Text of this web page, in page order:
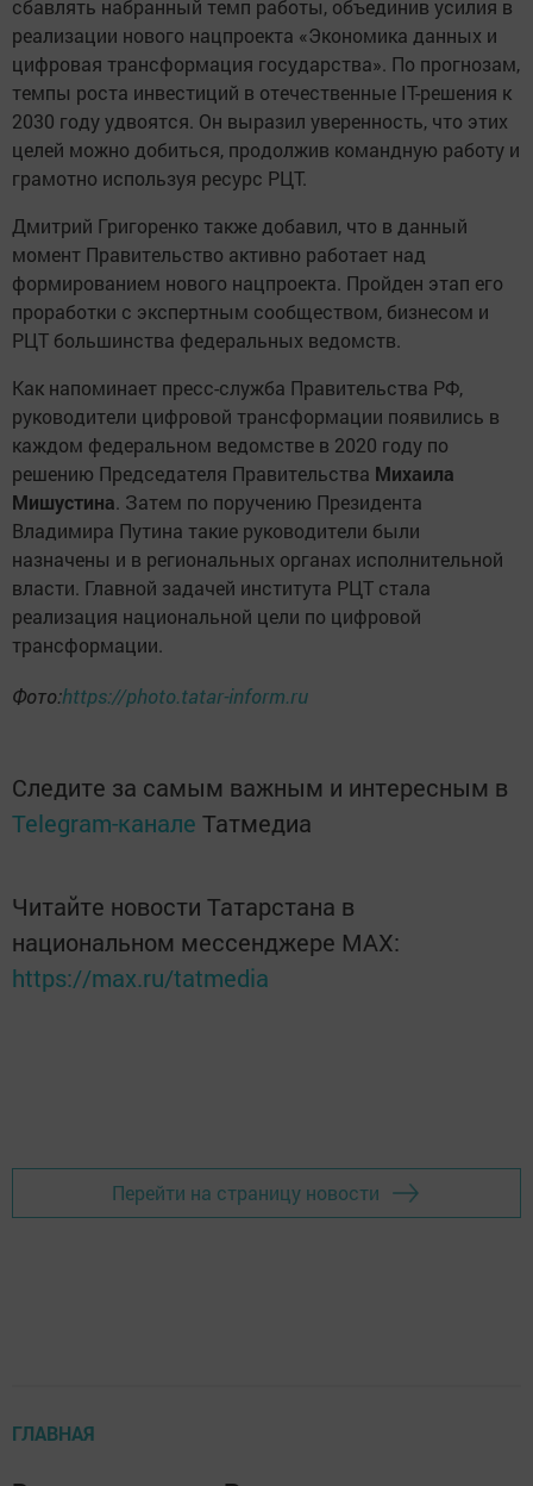
сбавлять набранный темп работы, объединив усилия в
реализации нового нацпроекта «Экономика данных и
цифровая трансформация государства». По прогнозам,
темпы роста инвестиций в отечественные IT-решения к
2030 году удвоятся. Он выразил уверенность, что этих
целей можно добиться, продолжив командную работу и
грамотно используя ресурс РЦТ.
Дмитрий Григоренко также добавил, что в данный
момент Правительство активно работает над
формированием нового нацпроекта. Пройден этап его
проработки с экспертным сообществом, бизнесом и
РЦТ большинства федеральных ведомств.
Как напоминает пресс-служба Правительства РФ,
руководители цифровой трансформации появились в
каждом федеральном ведомстве в 2020 году по
решению Председателя Правительства Михаила
Мишустина. Затем по поручению Президента
Владимира Путина такие руководители были
назначены и в региональных органах исполнительной
власти. Главной задачей института РЦТ стала
реализация национальной цели по цифровой
трансформации.
Фото:https://photo.tatar-inform.ru
Следите за самым важным и интересным в
Telegram-канале Татмедиа
Читайте новости Татарстана в
национальном мессенджере MАХ:
https://max.ru/tatmedia
Перейти на страницу новости
ГЛАВНАЯ